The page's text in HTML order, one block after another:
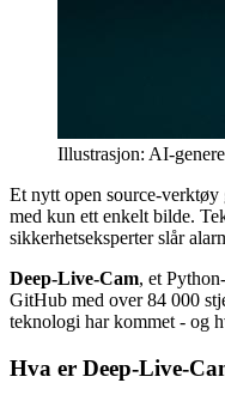
Illustrasjon: AI-
Et nytt open source-
med kun ett enkelt bilde.
sikkerhetseksperter slår
Deep-Live-Cam, et
GitHub med over 84 000
teknologi har kommet - og
Hva er Deep-Live-